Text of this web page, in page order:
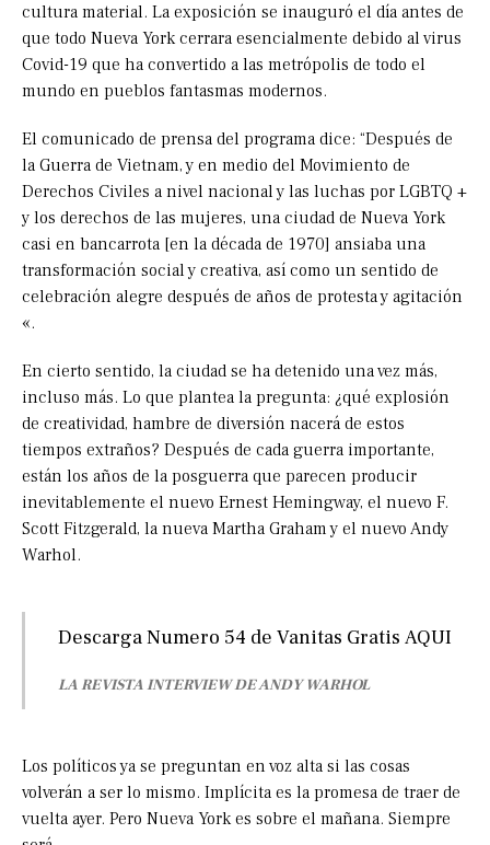
cultura material. La exposición se inauguró el día antes de
que todo Nueva York cerrara esencialmente debido al virus
Covid-19 que ha convertido a las metrópolis de todo el
mundo en pueblos fantasmas modernos.
El comunicado de prensa del programa dice: “Después de
la Guerra de Vietnam, y en medio del Movimiento de
Derechos Civiles a nivel nacional y las luchas por LGBTQ +
y los derechos de las mujeres, una ciudad de Nueva York
casi en bancarrota [en la década de 1970] ansiaba una
transformación social y creativa, así como un sentido de
celebración alegre después de años de protesta y agitación
«.
En cierto sentido, la ciudad se ha detenido una vez más,
incluso más. Lo que plantea la pregunta: ¿qué explosión
de creatividad, hambre de diversión nacerá de estos
tiempos extraños? Después de cada guerra importante,
están los años de la posguerra que parecen producir
inevitablemente el nuevo Ernest Hemingway, el nuevo F.
Scott Fitzgerald, la nueva Martha Graham y el nuevo Andy
Warhol.
Descarga Numero 54 de Vanitas Gratis AQUI
LA REVISTA INTERVIEW DE ANDY WARHOL
Los políticos ya se preguntan en voz alta si las cosas
volverán a ser lo mismo. Implícita es la promesa de traer de
vuelta ayer. Pero Nueva York es sobre el mañana. Siempre